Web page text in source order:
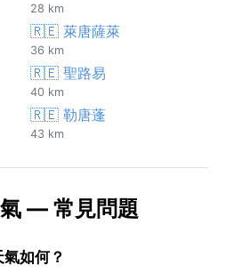
28 km
🇷🇪 萊唐薩萊
36 km
🇷🇪 聖路易
40 km
🇷🇪 勒唐蓬
43 km
— 常見問題
如何？